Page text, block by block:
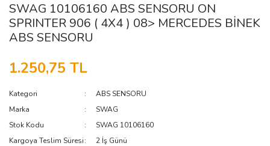
SWAG 10106160 ABS SENSORU ON
SPRINTER 906 ( 4X4 ) 08> MERCEDES BİNEK
ABS SENSORU
1.250,75 TL
Kategori
ABS SENSORU
Marka
SWAG
Stok Kodu
SWAG 10106160
Kargoya Teslim Süresi
2 İş Günü